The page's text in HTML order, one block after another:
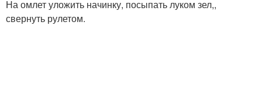
На омлет уложить начинку, посыпать луком зел,,
свернуть рулетом.